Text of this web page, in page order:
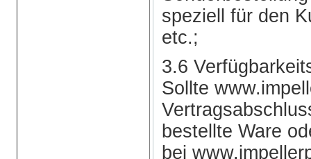
speziell für den
etc.;
3.6
Sollte
bestellte Ware
bei